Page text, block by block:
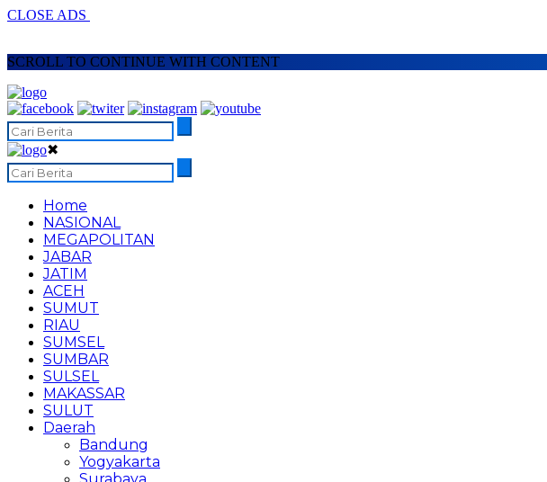
CLOSE ADS
SCROLL TO CONTINUE WITH CONTENT
✖
Home
NASIONAL
MEGAPOLITAN
JABAR
JATIM
ACEH
SUMUT
RIAU
SUMSEL
SUMBAR
SULSEL
MAKASSAR
SULUT
Daerah
Bandung
Yogyakarta